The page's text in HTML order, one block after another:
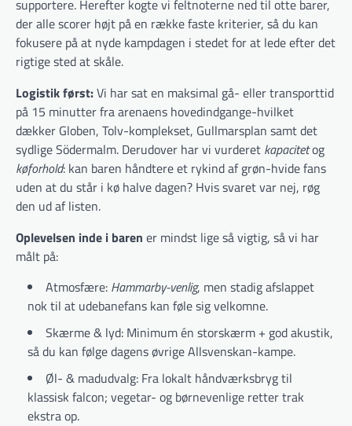
supportere. Herefter kogte vi feltnoterne ned til otte barer,
der alle scorer højt på en række faste kriterier, så du kan
fokusere på at nyde kampdagen i stedet for at lede efter det
rigtige sted at skåle.
Logistik først:Vi har sat en maksimal gå- eller transporttid
på 15 minutter fra arenaens hovedindgange-hvilket
dækker Globen, Tolv-komplekset, Gullmarsplan samt det
sydlige Södermalm. Derudover har vi vurderet kapacitetog
køforhold: kan baren håndtere et rykind af grøn-hvide fans
uden at du står i kø halve dagen? Hvis svaret var nej, røg
den ud af listen.
Oplevelsen inde i baren er mindst lige så vigtig, så vi har
målt på:
Atmosfære: Hammarby-venlig, men stadig afslappet
nok til at udebanefans kan føle sig velkomne.
Skærme & lyd: Minimum én storskærm + god akustik,
så du kan følge dagens øvrige Allsvenskan-kampe.
Øl- & madudvalg: Fra lokalt håndværksbryg til
klassisk falcon; vegetar- og børnevenlige retter trak
ekstra op.